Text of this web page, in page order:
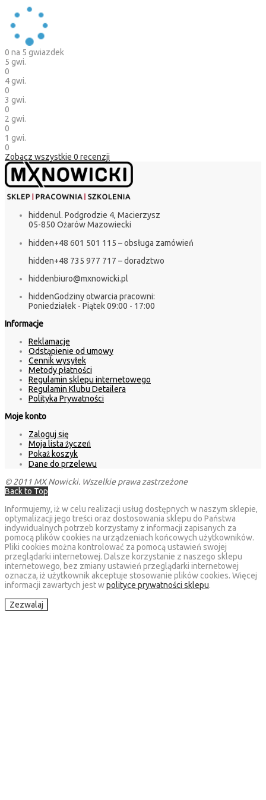
0 na 5 gwiazdek
5 gwi.
0
4 gwi.
0
3 gwi.
0
2 gwi.
0
1 gwi.
0
Zobacz wszystkie 0 recenzji
hiddenul. Podgrodzie 4, Macierzysz
05-850 Ożarów Mazowiecki
hidden+48 601 501 115 – obsługa zamówień
hidden+48 735 977 717 – doradztwo
hiddenbiuro@mxnowicki.pl
hiddenGodziny otwarcia pracowni:
Poniedziałek - Piątek 09:00 - 17:00
Informacje
Reklamacje
Odstąpienie od umowy
Cennik wysyłek
Metody płatności
Regulamin sklepu internetowego
Regulamin Klubu Detailera
Polityka Prywatności
Moje konto
Zaloguj się
Moja lista życzeń
Pokaż koszyk
Dane do przelewu
© 2011 MX Nowicki. Wszelkie prawa zastrzeżone
Back to Top
Informujemy, iż w celu realizacji usług dostępnych w naszym sklepie,
optymalizacji jego treści oraz dostosowania sklepu do Państwa
indywidualnych potrzeb korzystamy z informacji zapisanych za
pomocą plików cookies na urządzeniach końcowych użytkowników.
Pliki cookies można kontrolować za pomocą ustawień swojej
przeglądarki internetowej. Dalsze korzystanie z naszego sklepu
internetowego, bez zmiany ustawień przeglądarki internetowej
oznacza, iż użytkownik akceptuje stosowanie plików cookies. Więcej
informacji zawartych jest wpolityce prywatności sklepu.
Zezwalaj